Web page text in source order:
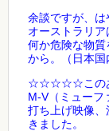
余談ですが、
オーストラリ
何か危険な物
から。（日本国
☆☆☆☆☆このあ
M-V（ミューフ
打ち上げ映像
きました。